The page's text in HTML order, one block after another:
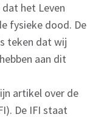
het Leven
fysieke dood. De
teken dat wij
aan dit
artikel over de
De IFI staat